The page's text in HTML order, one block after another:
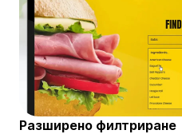
Разширено филтриране